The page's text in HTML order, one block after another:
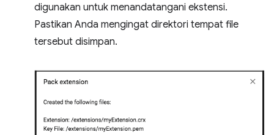
digunakan untuk menandatangani ekstensi.
Pastikan Anda mengingat direktori tempat file
tersebut disimpan.